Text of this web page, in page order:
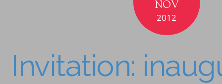
NOV
2012
Invitation: